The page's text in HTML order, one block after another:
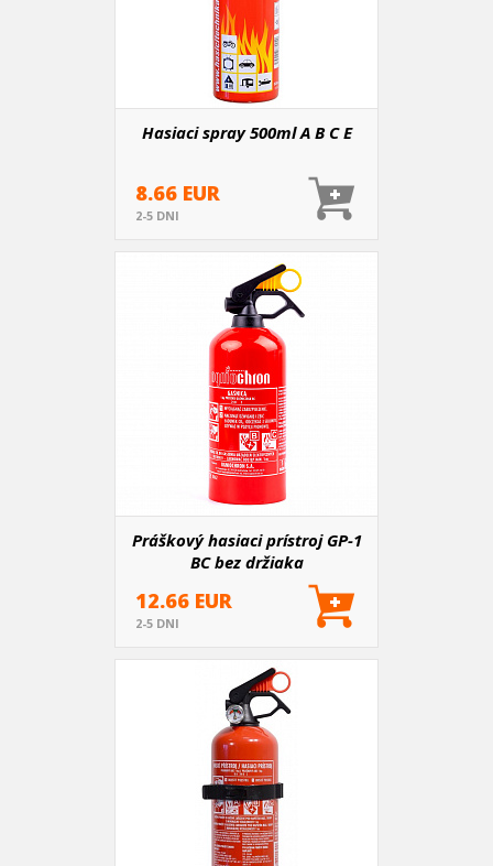
Hasiaci spray 500ml A B C E
8.66 EUR
2-5 DNI
Práškový hasiaci prístroj GP-1
BC bez držiaka
12.66 EUR
2-5 DNI